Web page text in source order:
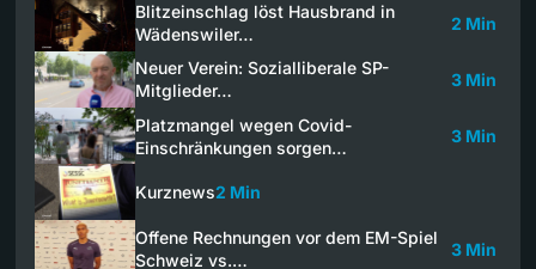
Blitzeinschlag löst Hausbrand in
Wädenswiler…
2 Min
Neuer Verein: Sozialliberale SP-
Mitglieder…
3 Min
Platzmangel wegen Covid-
Einschränkungen sorgen…
3 Min
Kurznews2 Min
Offene Rechnungen vor dem EM-Spiel
Schweiz vs.…
3 Min